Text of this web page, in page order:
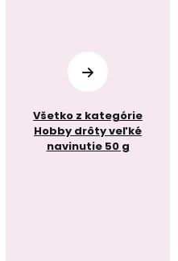
Všetko z kategórie
Hobby drôty veľké
navinutie 50 g